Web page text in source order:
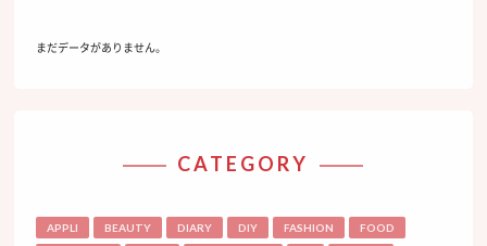
まだデータがありません。
CATEGORY
APPLI BEAUTY DIARY DIY FASHION FOOD